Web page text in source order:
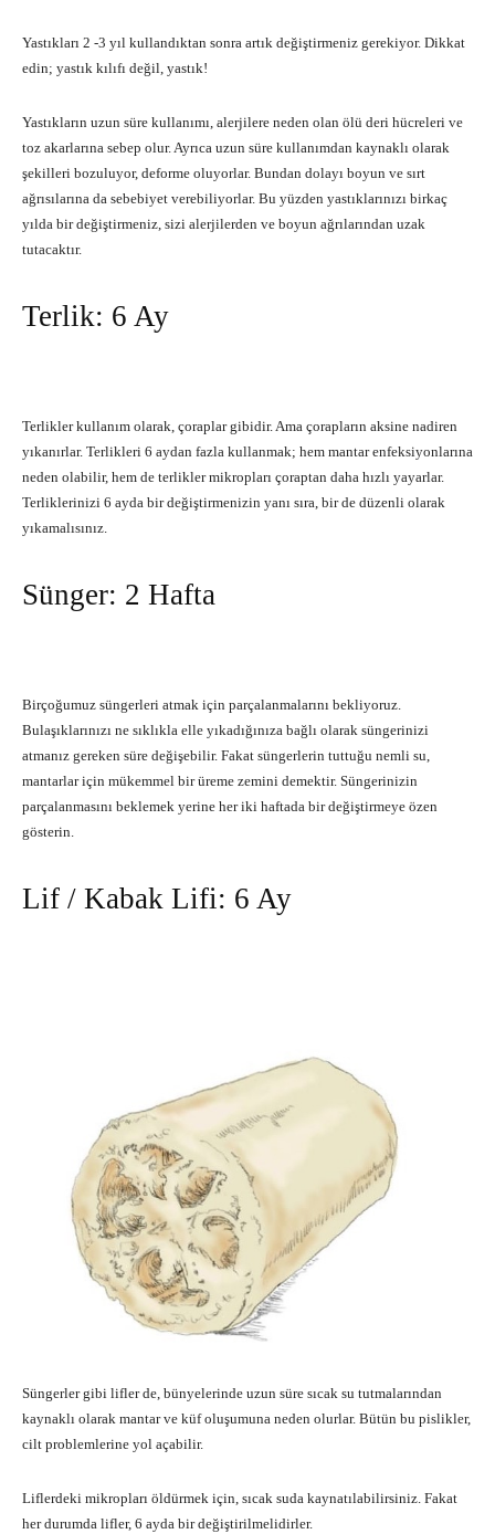
Yastıkları 2 -3 yıl kullandıktan sonra artık değiştirmeniz gerekiyor. Dikkat
edin; yastık kılıfı değil, yastık!
Yastıkların uzun süre kullanımı, alerjilere neden olan ölü deri hücreleri ve
toz akarlarına sebep olur. Ayrıca uzun süre kullanımdan kaynaklı olarak
şekilleri bozuluyor, deforme oluyorlar. Bundan dolayı boyun ve sırt
ağrısılarına da sebebiyet verebiliyorlar. Bu yüzden yastıklarınızı birkaç
yılda bir değiştirmeniz, sizi alerjilerden ve boyun ağrılarından uzak
tutacaktır.
Terlik: 6 Ay
Terlikler kullanım olarak, çoraplar gibidir. Ama çorapların aksine nadiren
yıkanırlar. Terlikleri 6 aydan fazla kullanmak; hem mantar enfeksiyonlarına
neden olabilir, hem de terlikler mikropları çoraptan daha hızlı yayarlar.
Terliklerinizi 6 ayda bir değiştirmenizin yanı sıra, bir de düzenli olarak
yıkamalısınız.
Sünger: 2 Hafta
Birçoğumuz süngerleri atmak için parçalanmalarını bekliyoruz.
Bulaşıklarınızı ne sıklıkla elle yıkadığınıza bağlı olarak süngerinizi
atmanız gereken süre değişebilir. Fakat süngerlerin tuttuğu nemli su,
mantarlar için mükemmel bir üreme zemini demektir. Süngerinizin
parçalanmasını beklemek yerine her iki haftada bir değiştirmeye özen
gösterin.
Lif / Kabak Lifi: 6 Ay
Süngerler gibi lifler de, bünyelerinde uzun süre sıcak su tutmalarından
kaynaklı olarak mantar ve küf oluşumuna neden olurlar. Bütün bu pislikler,
cilt problemlerine yol açabilir.
Liflerdeki mikropları öldürmek için, sıcak suda kaynatılabilirsiniz. Fakat
her durumda lifler, 6 ayda bir değiştirilmelidirler.